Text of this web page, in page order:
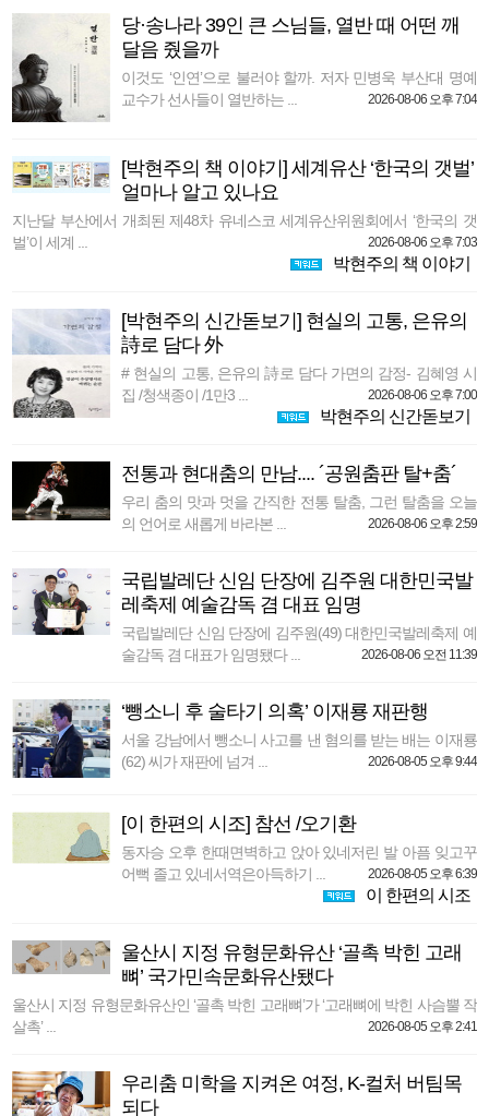
당·송나라 39인 큰 스님들, 열반 때 어떤 깨
달음 줬을까
이것도 ‘인연’으로 불러야 할까. 저자 민병욱 부산대 명예
교수가 선사들이 열반하는 ...
2026-08-06 오후 7:04
[박현주의 책 이야기] 세계유산 ‘한국의 갯벌’
얼마나 알고 있나요
지난달 부산에서 개최된 제48차 유네스코 세계유산위원회에서 ‘한국의 갯
벌’이 세계 ...
2026-08-06 오후 7:03
박현주의 책 이야기
[박현주의 신간돋보기] 현실의 고통, 은유의
詩로 담다 外
# 현실의 고통, 은유의 詩로 담다 가면의 감정- 김혜영 시
집 /청색종이 /1만3 ...
2026-08-06 오후 7:00
박현주의 신간돋보기
전통과 현대춤의 만남.... ´공원춤판 탈+춤´
우리 춤의 맛과 멋을 간직한 전통 탈춤, 그런 탈춤을 오늘
의 언어로 새롭게 바라본 ...
2026-08-06 오후 2:59
국립발레단 신임 단장에 김주원 대한민국발
레축제 예술감독 겸 대표 임명
국립발레단 신임 단장에 김주원(49) 대한민국발레축제 예
술감독 겸 대표가 임명됐다 ...
2026-08-06 오전 11:39
‘뺑소니 후 술타기 의혹’ 이재룡 재판행
서울 강남에서 뺑소니 사고를 낸 혐의를 받는 배는 이재룡
(62) 씨가 재판에 넘겨 ...
2026-08-05 오후 9:44
[이 한편의 시조] 참선 /오기환
동자승 오후 한때면벽하고 앉아 있네저린 발 아픔 잊고꾸
어뻑 졸고 있네서역은아득하기 ...
2026-08-05 오후 6:39
이 한편의 시조
울산시 지정 유형문화유산 ‘골촉 박힌 고래
뼈’ 국가민속문화유산됐다
울산시 지정 유형문화유산인 ‘골촉 박힌 고래뼈’가 ‘고래뼈에 박힌 사슴뿔 작
살촉’ ...
2026-08-05 오후 2:41
우리춤 미학을 지켜온 여정, K-컬처 버팀목
되다